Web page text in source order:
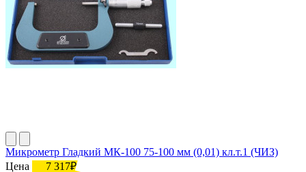
Микрометр Гладкий МК-100 75-100 мм (0,01) кл.т.1 (ЧИЗ)
Цена
7 317₽